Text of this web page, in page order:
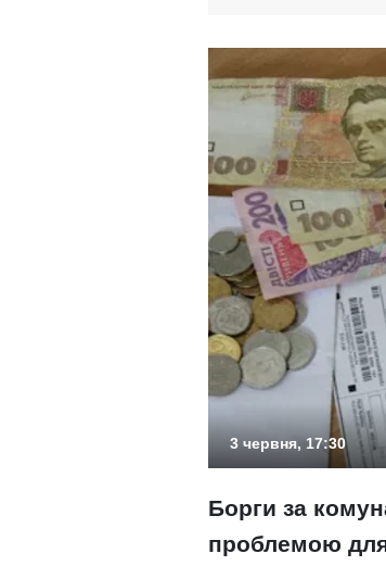
3 червня, 17:30
Борги за
проблемою для